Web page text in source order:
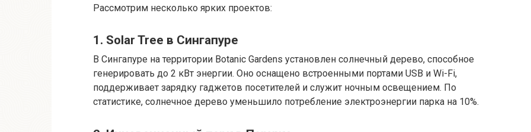
Рассмотрим несколько ярких проектов:
1. Solar Tree в Сингапуре
В Сингапуре на территории Botanic Gardens установлен солнечный дерево, способное
генерировать до 2 кВт энергии. Оно оснащено встроенными портами USB и Wi-Fi,
поддерживает зарядку гаджетов посетителей и служит ночным освещением. По
статистике, солнечное дерево уменьшило потребление электроэнергии парка на 10%.